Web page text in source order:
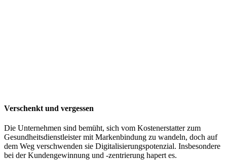
Verschenkt und vergessen
Die Unternehmen sind bemüht, sich vom Kostenerstatter zum
Gesundheitsdienstleister mit Markenbindung zu wandeln, doch auf
dem Weg verschwenden sie Digitalisierungspotenzial. Insbesondere
bei der Kundengewinnung und -zentrierung hapert es.